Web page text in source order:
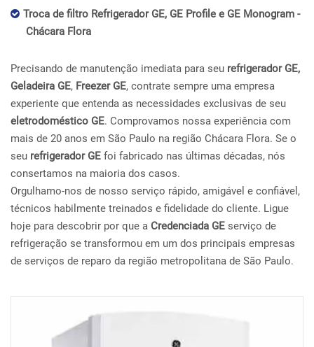
Troca de filtro Refrigerador GE, GE Profile e GE Monogram -
Chácara Flora
Precisando de manutenção imediata para seu refrigerador GE,
Geladeira GE, Freezer GE, contrate sempre uma empresa
experiente que entenda as necessidades exclusivas de seu
eletrodoméstico GE. Comprovamos nossa experiência com
mais de 20 anos em São Paulo na região Chácara Flora. Se o
seu refrigerador GE foi fabricado nas últimas décadas, nós
consertamos na maioria dos casos.
Orgulhamo-nos de nosso serviço rápido, amigável e confiável,
técnicos habilmente treinados e fidelidade do cliente. Ligue
hoje para descobrir por que a Credenciada GE serviço de
refrigeração se transformou em um dos principais empresas
de serviços de reparo da região metropolitana de São Paulo.